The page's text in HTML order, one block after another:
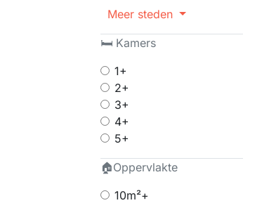
Meer steden
🛏 Kamers
1+
2+
3+
4+
5+
🏠Oppervlakte
10m²+